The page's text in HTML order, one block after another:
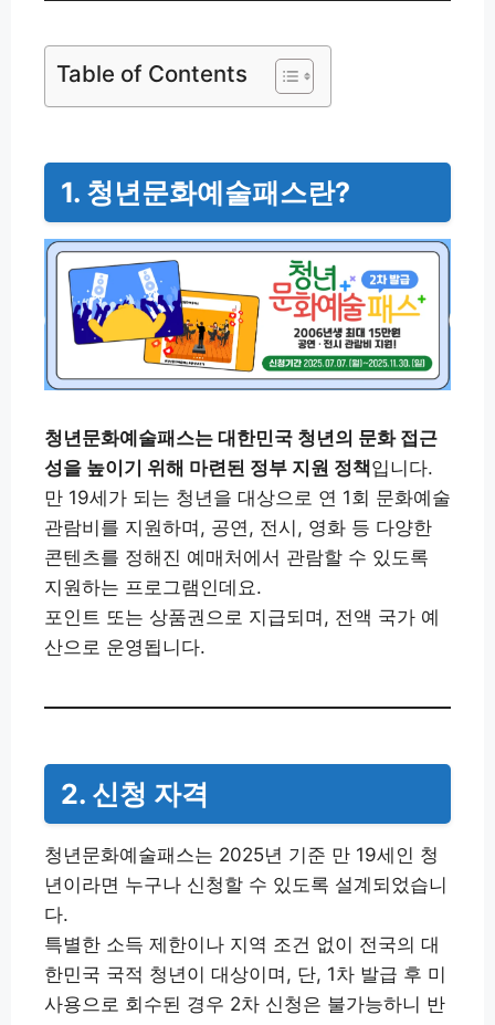
Table of Contents
1. 청년문화예술패스란?
청년문화예술패스는 대한민국 청년의 문화 접근
성을 높이기 위해 마련된 정부 지원 정책입니다.
만 19세가 되는 청년을 대상으로 연 1회 문화예술
관람비를 지원하며, 공연, 전시, 영화 등 다양한
콘텐츠를 정해진 예매처에서 관람할 수 있도록
지원하는 프로그램인데요.
포인트 또는 상품권으로 지급되며, 전액 국가 예
산으로 운영됩니다.
2. 신청 자격
청년문화예술패스는 2025년 기준 만 19세인 청
년이라면 누구나 신청할 수 있도록 설계되었습니
다.
특별한 소득 제한이나 지역 조건 없이 전국의 대
한민국 국적 청년이 대상이며, 단, 1차 발급 후 미
사용으로 회수된 경우 2차 신청은 불가능하니 반